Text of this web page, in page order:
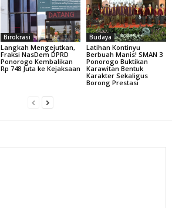
Birokrasi
Langkah Mengejutkan,
Fraksi NasDem DPRD
Ponorogo Kembalikan
Rp 748 Juta ke Kejaksaan
Budaya
Latihan Kontinyu
Berbuah Manis! SMAN 3
Ponorogo Buktikan
Karawitan Bentuk
Karakter Sekaligus
Borong Prestasi